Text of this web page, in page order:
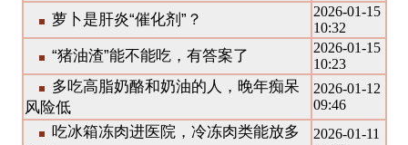
萝卜是肝炎“催化剂”？
2026-01-15
10:32
“猪油渣”能不能吃，有答案了
2026-01-15
10:23
多吃高脂奶酪和奶油的人，晚年痴呆
风险低
2026-01-12
09:46
吃冰箱冻肉进医院，冷冻肉类能放多
2026-01-11